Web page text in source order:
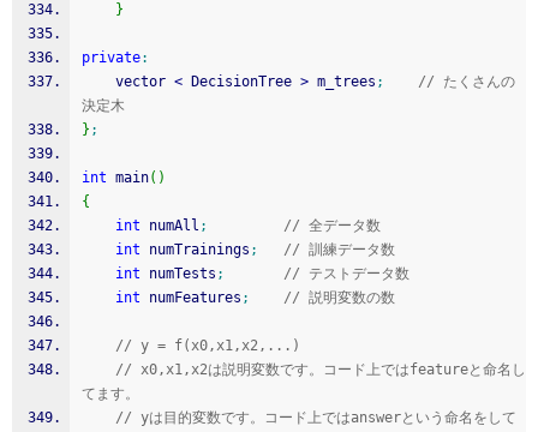
}
private:
	vector
< DecisionTree > m_trees ;
// たくさんの
決定木
} ;
int main( )
{
int numAll ;
// 全データ数
int numTrainings ;
// 訓練データ数
int numTests ;
// テストデータ数
int numFeatures ; // 説明変数の数
// y = f(x0,x1,x2,...)
// x0,x1,x2は説明変数です。コード上ではfeatureと命名し
てます。
// yは目的変数です。コード上ではanswerという命名をして